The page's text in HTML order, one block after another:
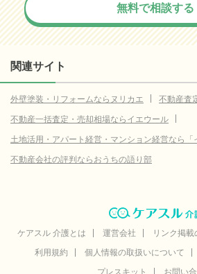
無料で相談する
関連サイト
外壁塗装・リフォームならヌリカエ
不動産査
不動産一括査定・売却相場ならイエウール
土地活用・アパート経営・マンション経営なら「
不動産会社の評判ならおうちの語り部
ケアスル 介護とは 運営会社 リンク掲
利用規約
個人情報の取扱いについて
プレスキット
お問い